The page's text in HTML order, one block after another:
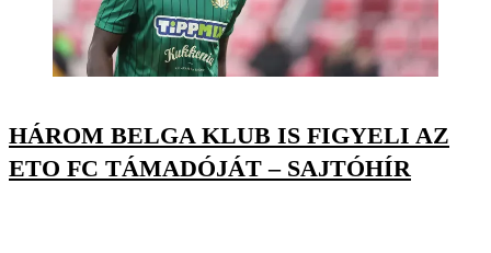
HÁROM BELGA KLUB IS FIGYELI AZ
ETO FC TÁMADÓJÁT – SAJTÓHÍR